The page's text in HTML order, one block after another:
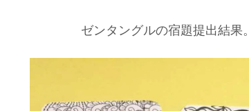
ゼンタングルの宿題提出結果。